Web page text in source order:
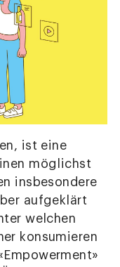
ist eine
möglichst
insbesondere
aufgeklärt
welchen
konsumieren